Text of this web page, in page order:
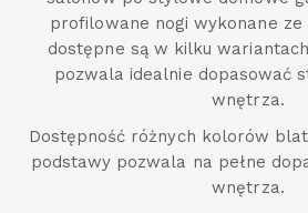
profilowane nogi wykonane
dostępne są w kilku
pozwala idealnie dopasować
wnętrza.
Dostępność różnych kolorów
podstawy pozwala na pełne
wnętrza.